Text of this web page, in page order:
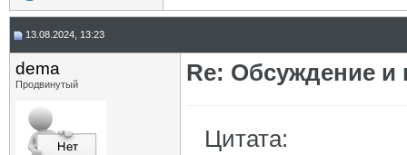
13.08.2024, 13:23
dema
Продвинутый Re: Обсуждение
Цитата: